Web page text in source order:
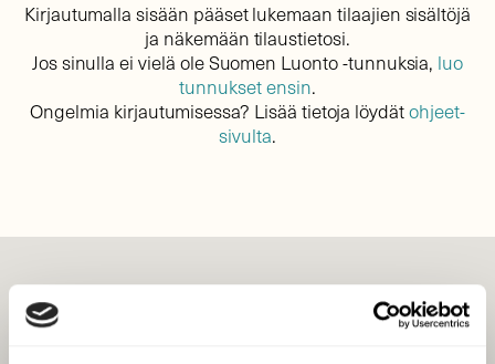
Kirjautumalla sisään pääset lukemaan tilaajien sisältöjä
ja näkemään tilaustietosi.
Jos sinulla ei vielä ole Suomen Luonto -tunnuksia, luo
tunnukset ensin.
Ongelmia kirjautumisessa? Lisää tietoja löydätohjeet-
sivulta.